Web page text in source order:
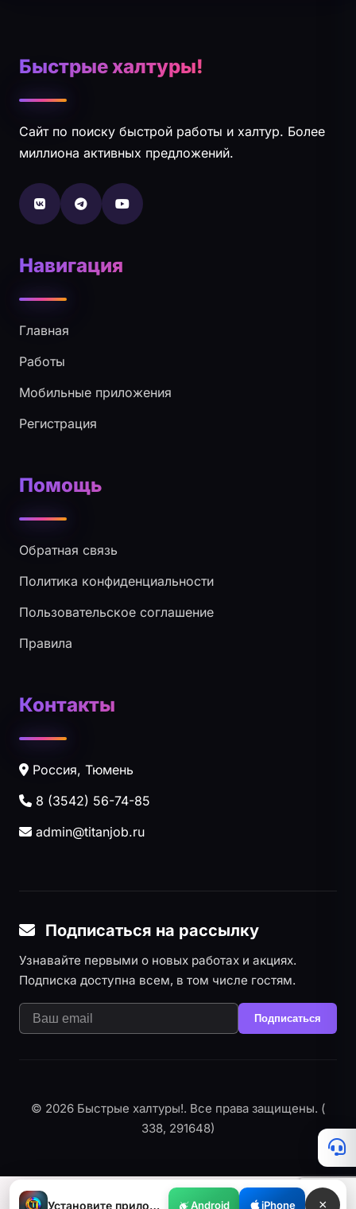
Быстрые халтуры!
Сайт по поиску быстрой работы и халтур. Более
миллиона активных предложений.
Навигация
Главная
Работы
Мобильные приложения
Регистрация
Помощь
Обратная связь
Политика конфиденциальности
Пользовательское соглашение
Правила
Контакты
Россия, Тюмень
8 (3542) 56-74-85
admin@titanjob.ru
Подписаться на рассылку
Узнавайте первыми о новых работах и акциях.
Подписка доступна всем, в том числе гостям.
Подписаться
© 2026 Быстрые халтуры!. Все права защищены. (
338, 291648)
×
Установите приложение Android iPhone